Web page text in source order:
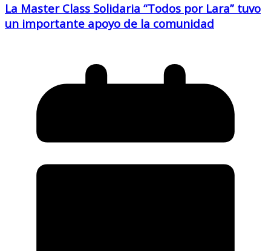
La Master Class Solidaria “Todos por Lara” tuvo
un importante apoyo de la comunidad